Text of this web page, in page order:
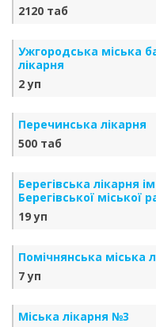
2120 таб
Ужгородська міська
лікарня
2 уп
Перечинська лікарня
500 таб
Берегівська лікарня
Берегівської міської
19 уп
Помічнянська міська
7 уп
Міська лікарня №3